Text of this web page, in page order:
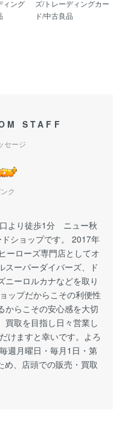
ィング
ズ/トレーディングカー
ド/中古良品
STAFF
セージ
ク
より徒歩1分 ニュー秋
ショップです。 2017年
ーローズ専門店としてオ
スーパーダイバーズ、ド
ニーロルカナなどを取り
ップだからこその利便性
からこその安心感を大切
買取を目指し日々営業し
けますと幸いです。よろ
週月曜日・毎月1日・第
、店頭での販売・買取